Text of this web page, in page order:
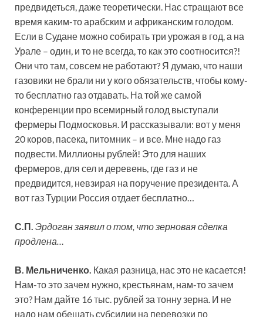
предвидеться, даже теоретически. Нас стращают все
время каким-то арабским и африканским голодом.
Если в Судане можно собирать три урожая в год, а на
Урале – один, и то не всегда, то как это соотносится?!
Они что там, совсем не работают? Я думаю, что наши
газовики не брали ни у кого обязательств, чтобы кому-
то бесплатно газ отдавать. На той же самой
конференции про всемирный голод выступали
фермеры Подмосковья. И рассказывали: вот у меня
20 коров, пасека, питомник – и все. Мне надо газ
подвести. Миллионы рублей! Это для наших
фермеров, для сел и деревень, где газ и не
предвидится, невзирая на поручение президента. А
вот газ Турции Россия отдает бесплатно…
С.П. Эрдоган заявил о том, что зерновая сделка
продлена…
В. Мельниченко. Какая разница, нас это не касается!
Нам-то это зачем нужно, крестьянам, нам-то зачем
это? Нам дайте 16 тыс. рублей за тонну зерна. И не
надо нам обещать субсидии на перевозки по